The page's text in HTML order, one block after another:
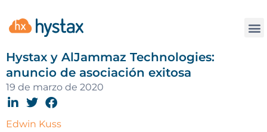
Hystax y AlJammaz Technologies:
anuncio de asociación exitosa
19 de marzo de 2020
Edwin Kuss